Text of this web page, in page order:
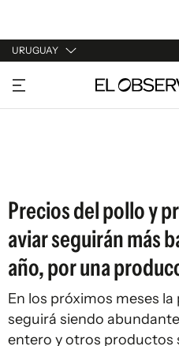
URUGUAY
URUGUAY
ARGENTINA
Precios del pollo y
aviar seguirán más
año, por una
En los próximos meses
seguirá siendo
entero y otros productos